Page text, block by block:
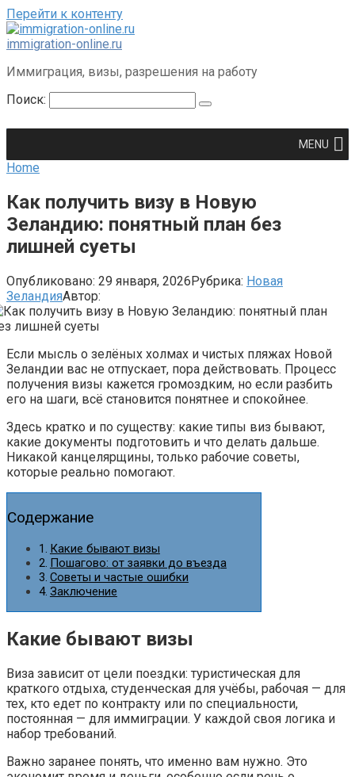
Перейти к контенту
immigration-online.ru
Иммиграция, визы, разрешения на работу
Поиск:
MENU
Home
Как получить визу в Новую
Зеландию: понятный план без
лишней суеты
Опубликовано: 29 января, 2026Рубрика: Новая
ЗеландияАвтор:
Если мысль о зелёных холмах и чистых пляжах Новой
Зеландии вас не отпускает, пора действовать. Процесс
получения визы кажется громоздким, но если разбить
его на шаги, всё становится понятнее и спокойнее.
Здесь кратко и по существу: какие типы виз бывают,
какие документы подготовить и что делать дальше.
Никакой канцелярщины, только рабочие советы,
которые реально помогают.
Содержание
Какие бывают визы
Пошагово: от заявки до въезда
Советы и частые ошибки
Заключение
Какие бывают визы
Виза зависит от цели поездки: туристическая для
краткого отдыха, студенческая для учёбы, рабочая — для
тех, кто едет по контракту или по специальности,
постоянная — для иммиграции. У каждой своя логика и
набор требований.
Важно заранее понять, что именно вам нужно. Это